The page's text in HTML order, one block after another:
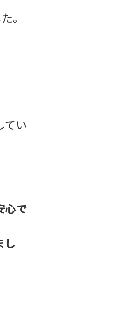
。
てい
心で
し